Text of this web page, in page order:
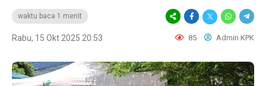
waktu baca 1 menit
Rabu, 15 Okt 2025 20:53 85 Admin KPK